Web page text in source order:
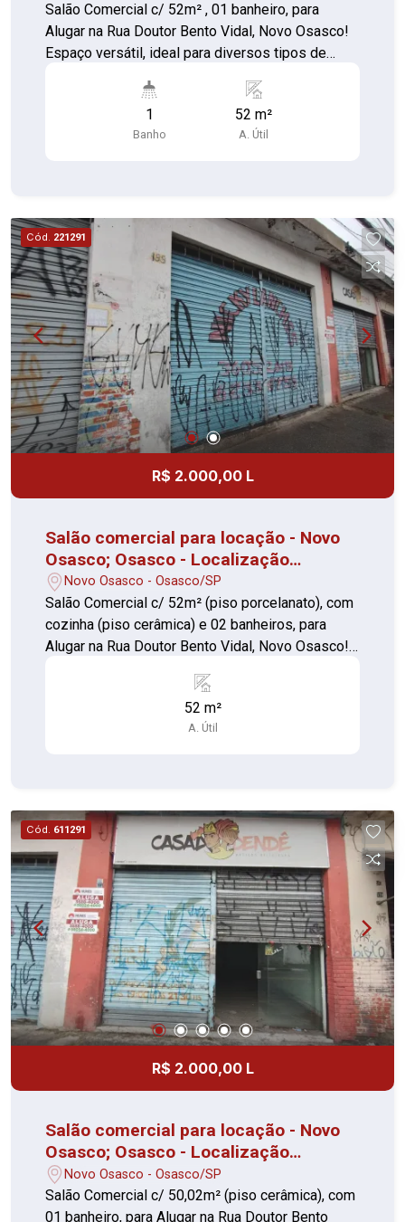
Salão Comercial c/ 52m² , 01 banheiro, para
Alugar na Rua Doutor Bento Vidal, Novo Osasco!
Espaço versátil, ideal para diversos tipos de
Localização privilegiada, com grande fluxo de
pessoas e fácil acesso. - Estrutura pronta para
uso, com ótimo potencial para personalização.
1
Banho
52 m²
A. Útil
Cód. 221291
R$ 2.000,00 L
Salão comercial para locação - Novo
Osasco; Osasco - Localização
privilegiada
Novo Osasco - Osasco/SP
Salão Comercial c/ 52m² (piso porcelanato), com
cozinha (piso cerâmica) e 02 banheiros, para
Alugar na Rua Doutor Bento Vidal, Novo Osasco!
comércio ou prestação de serviços. -
Localização privilegiada, com grande fluxo de
pessoas e fácil acesso. - Estrutura pronta para
Osasco!
52 m²
A. Útil
Cód. 611291
R$ 2.000,00 L
Salão comercial para locação - Novo
Osasco; Osasco - Localização
privilegiada
Novo Osasco - Osasco/SP
Salão Comercial c/ 50,02m² (piso cerâmica), com
01 banheiro, para Alugar na Rua Doutor Bento